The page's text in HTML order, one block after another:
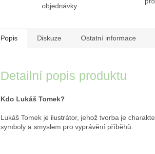
objednávky
Popis Diskuze Ostatní informace
Detailní popis produktu
Kdo Lukáš Tomek?
Lukáš Tomek je ilustrátor, jehož tvorba je
symboly a smyslem pro vyprávění příběhů.